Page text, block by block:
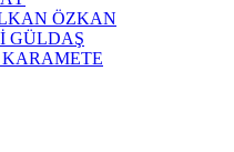
ÖZKAN
GÜLDAŞ
KARAMETE